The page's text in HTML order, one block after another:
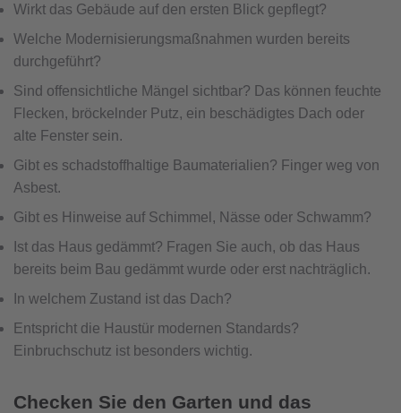
Wirkt das Gebäude auf den ersten Blick gepflegt?
Welche Modernisierungsmaßnahmen wurden bereits
durchgeführt?
Sind offensichtliche Mängel sichtbar? Das können feuchte
Flecken, bröckelnder Putz, ein beschädigtes Dach oder
alte Fenster sein.
Gibt es schadstoffhaltige Baumaterialien? Finger weg von
Asbest.
Gibt es Hinweise auf Schimmel, Nässe oder Schwamm?
Ist das Haus gedämmt? Fragen Sie auch, ob das Haus
bereits beim Bau gedämmt wurde oder erst nachträglich.
In welchem Zustand ist das Dach?
Entspricht die Haustür modernen Standards?
Einbruchschutz ist besonders wichtig.
Checken Sie den Garten und das